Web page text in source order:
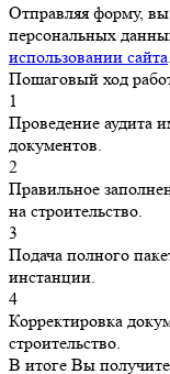
Отправляя форму, вы
персональных
использовании сайта
Пошаговый ход
1
Проведение аудита
документов.
2
Правильное
на строительство.
3
Подача полного
инстанции.
4
Корректировка
строительство.
В итоге Вы